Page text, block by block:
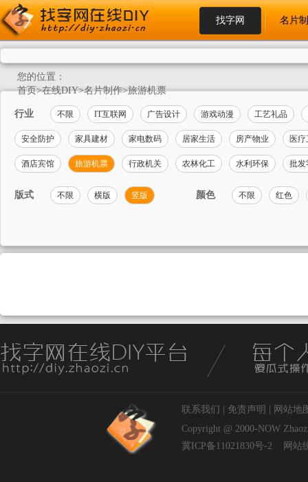
找字网 名片
您的位置：
首页>在线DIY>名片制作>旅游机票
行业 不限 IT互联网 广告设计 游戏动漫 工艺礼品
安全防护 家具建材 家电数码 居家生活 房产物业 医
酒店宾馆 旅游机票 行政机关 农林化工 水利环保 批发
版式 不限 横版 竖版 颜色 不限 红色
联系我们 免责声明
网站地
Copyright @ 2000-NOW
冀ICP备11021830号-2
网站